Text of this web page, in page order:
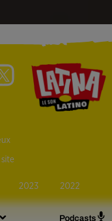
Podcasts
2023 2022